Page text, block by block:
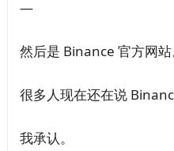
—
然后是 Binance 官方网站
很多人现在还在说
我承认。